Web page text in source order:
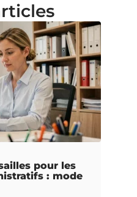
pour les
: mode